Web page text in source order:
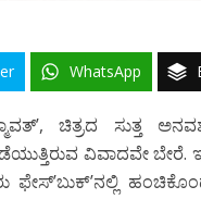
WhatsApp
ಚಿತ್ರದ ಸುತ್ತ
ವಿವಾದವೇ ಬೇರೆ.
ಫೇಸ್’ಬುಕ್’ನಲ್ಲಿ